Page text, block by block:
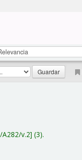
A282/v.2 (3).